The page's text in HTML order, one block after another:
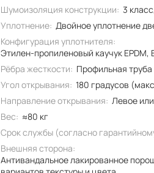
Шумоизоляция конструкции: 3
Уплотнение: Двойное уплотнение
Конфигурация уплотнителя:
Этилен-пропиленовый каучук EPDM,
Рёбра жесткости: Профильная
Угол открывания: 180 градусов
Направление открывания: Левое
Вес: ≈80 кг
Срок службы (согласно
Внешняя сторона:
Антивандальное лакированное